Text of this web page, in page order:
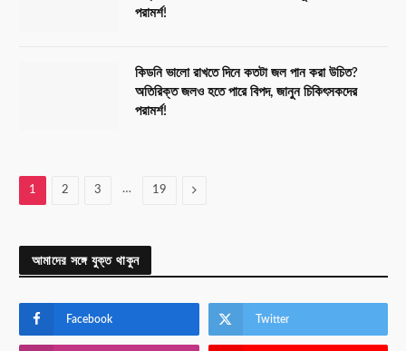
পরামর্শ!
কিডনি ভালো রাখতে দিনে কতটা জল পান করা উচিত?
অতিরিক্ত জলও হতে পারে বিপদ, জানুন চিকিৎসকদের
পরামর্শ!
1 2 3 … 19 Next
আমাদের সঙ্গে যুক্ত থাকুন
Facebook Twitter